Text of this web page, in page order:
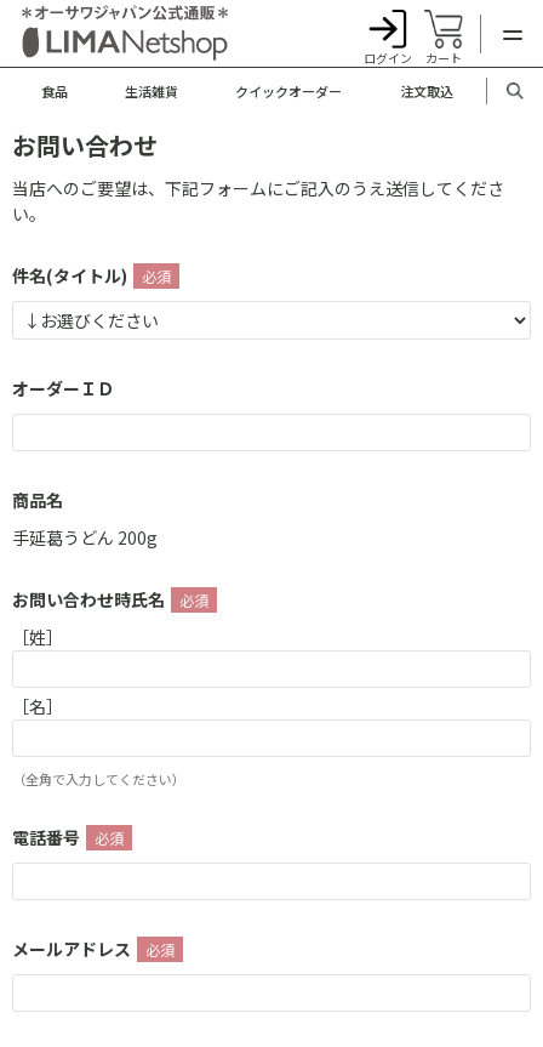
ログイン カート
食品 生活雑貨 クイックオーダー 注文取込
お問い合わせ
当店へのご要望は、下記フォームにご記入のうえ送信してくださ
い。
件名(タイトル)
オーダーＩＤ
商品名
手延葛うどん 200g
お問い合わせ時氏名
［姓］
［名］
（全角で入力してください）
電話番号
メールアドレス